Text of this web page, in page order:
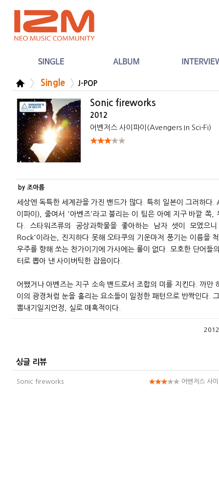
Single J-POP
Sonic fireworks
2012
어벤저스 사이파이(Avengers In Sci-Fi)
by 조아름
세상엔 독특한 세계관을 가진 밴드가 많다. 특히 일본이 그러하다
이파이), 줄여서 '아벤즈'라고 불리는 이 팀은 아예 지구 바깥 쪽,
다. 스타워즈류의 공상과학물을 좋아하는 남자 셋이 모였으
Rock'이라는, 진지하다 못해 오타쿠의 기운마저 풍기는 이름을
우주를 향해 쏘는 찬가이기에 가사에는 룰이 없다. 모호한 단어들
터로 뽑아 낸 사이버틱한 잡음이다.
어쨌거나 아벤즈는 지구 소속 밴드로서 조합의 미를 지킨다. 까만
이의 광경처럼 눈을 홀리는 요소들이 일정한 패턴으로 반짝인다.
뽐내기일지언정, 실로 매혹적이다.
싱글 리뷰
Sonic fireworks 어벤저스 사